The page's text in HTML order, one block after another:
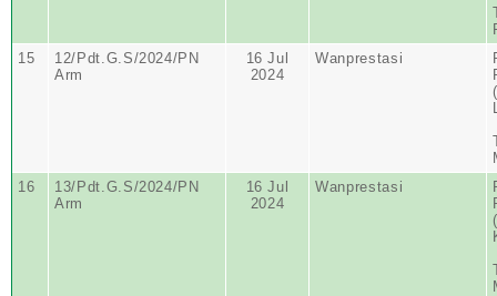
15
12/Pdt.G.S/2024/PN
Arm
16 Jul
2024
Wanprestasi
16
13/Pdt.G.S/2024/PN
Arm
16 Jul
2024
Wanprestasi